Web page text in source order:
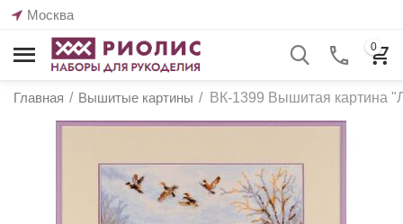
Москва
0
Главная / Вышитые картины / ВК-1399 Вышитая картина